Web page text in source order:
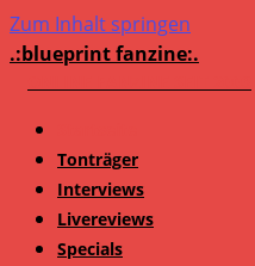
Zum Inhalt springen
.:blueprint fanzine:.
Tonträger
Interviews
Livereviews
Specials